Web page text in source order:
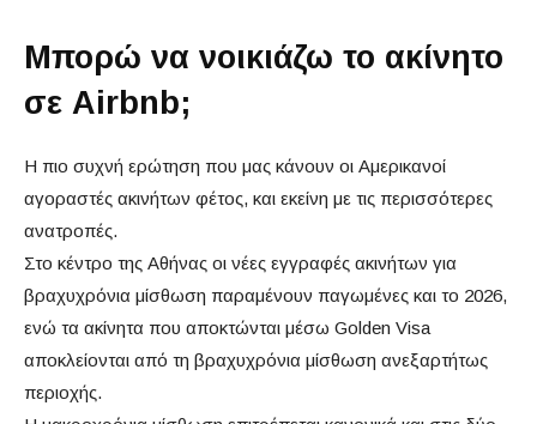
Μπορώ να νοικιάζω το ακίνητο
σε Airbnb;
Η πιο συχνή ερώτηση που μας κάνουν οι Αμερικανοί
αγοραστές ακινήτων φέτος, και εκείνη με τις περισσότερες
ανατροπές.
Στο κέντρο της Αθήνας οι νέες εγγραφές ακινήτων για
βραχυχρόνια μίσθωση παραμένουν παγωμένες και το 2026,
ενώ τα ακίνητα που αποκτώνται μέσω Golden Visa
αποκλείονται από τη βραχυχρόνια μίσθωση ανεξαρτήτως
περιοχής.